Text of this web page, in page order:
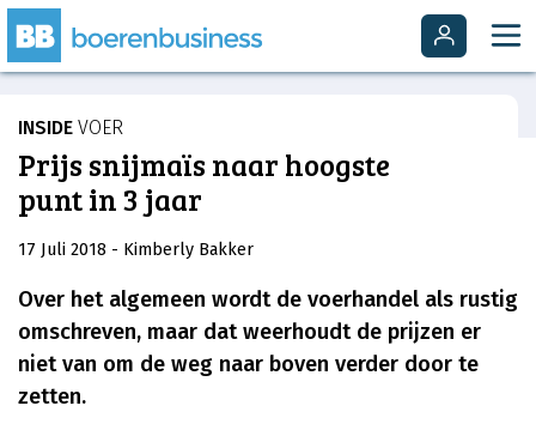
INSIDE VOER
Prijs snijmaïs naar hoogste
punt in 3 jaar
17 Juli 2018 - Kimberly Bakker
Over het algemeen wordt de voerhandel als rustig
omschreven, maar dat weerhoudt de prijzen er
niet van om de weg naar boven verder door te
zetten.